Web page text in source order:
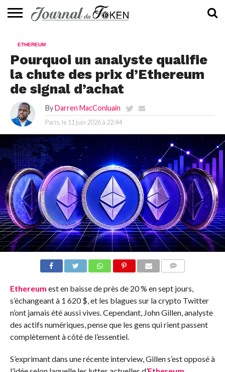
📰
EVALUATION
GUIDE
TENDANCES
À
CONTACTEZ-
ETHEREUM
Pourquoi un analyste qualifie
la chute des prix d’Ethereum
de signal d’achat
By Darren MacConluain
Paris, le 11 juin 2026 à 22:44
Ethereum est en baisse de près de 20 % en sept jours,
s’échangeant à 1 620 $, et les blagues sur la crypto Twitter
n’ont jamais été aussi vives. Cependant, John Gillen, analyste
des actifs numériques, pense que les gens qui rient passent
complètement à côté de l’essentiel.
S’exprimant dans une récente interview, Gillen s’est opposé à